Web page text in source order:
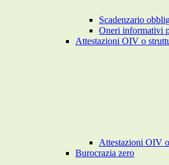
Scadenzario
Oneri informativi
Attestazioni OIV o
Attestazioni OIV
Burocrazia zero